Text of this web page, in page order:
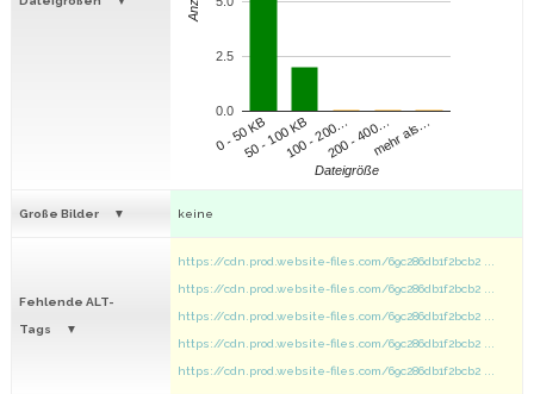
0 - 50 KB50 - 100 KB100 - 200…200 - 400…mehr als…
0.0
2.5
Dateigröße
Große Bilder keine
Fehlende ALT-
Tags
https://cdn.prod.website-files.com/69c286db1f2bcb2 ...
https://cdn.prod.website-files.com/69c286db1f2bcb2 ...
https://cdn.prod.website-files.com/69c286db1f2bcb2 ...
https://cdn.prod.website-files.com/69c286db1f2bcb2 ...
https://cdn.prod.website-files.com/69c286db1f2bcb2 ...